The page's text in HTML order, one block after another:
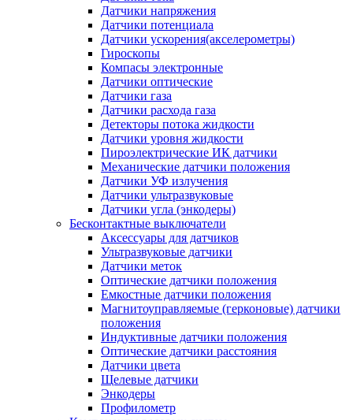
Датчики напряжения
Датчики потенциала
Датчики ускорения(акселерометры)
Гироскопы
Компасы электронные
Датчики оптические
Датчики газа
Датчики расхода газа
Детекторы потока жидкости
Датчики уровня жидкости
Пироэлектрические ИК датчики
Механические датчики положения
Датчики УФ излучения
Датчики ультразвуковые
Датчики угла (энкодеры)
Бесконтактные выключатели
Аксессуары для датчиков
Ультразвуковые датчики
Датчики меток
Оптические датчики положения
Емкостные датчики положения
Магнитоуправляемые (герконовые) датчики
положения
Индуктивные датчики положения
Оптические датчики расстояния
Датчики цвета
Щелевые датчики
Энкодеры
Профилометр